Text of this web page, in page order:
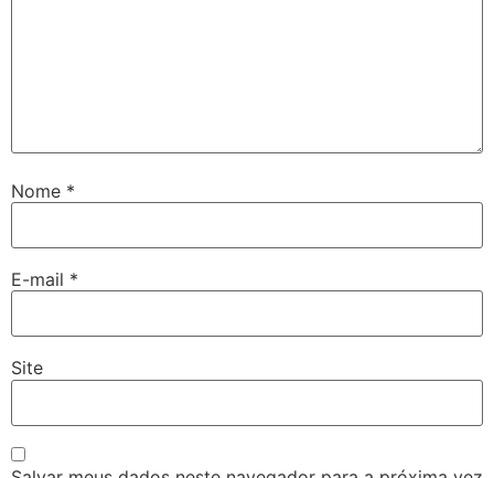
Nome *
E-mail *
Site